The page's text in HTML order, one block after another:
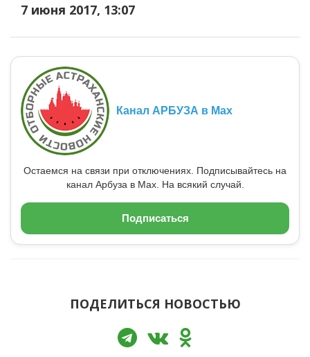
7 июня 2017, 13:07
Канал АРБУЗА в Max
Остаемся на связи при отключениях. Подписывайтесь на
канал Арбуза в Max. На всякий случай.
Подписаться
ПОДЕЛИТЬСЯ НОВОСТЬЮ